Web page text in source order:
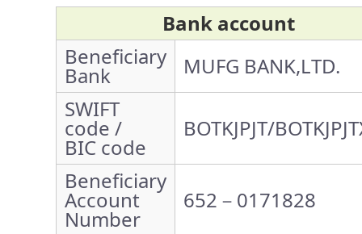
Bank account
Beneficiary
Bank
MUFG BANK,LTD.
SWIFT
code /
BIC code
BOTKJPJT/
Beneficiary
Account
Number
652－0171828